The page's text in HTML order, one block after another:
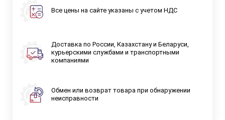
Все цены на сайте указаны с учетом НДС
Доставка по России, Казахстану и Беларуси,
курьерскими службами и транспортными
компаниями
Обмен или возврат товара при обнаружении
неисправности